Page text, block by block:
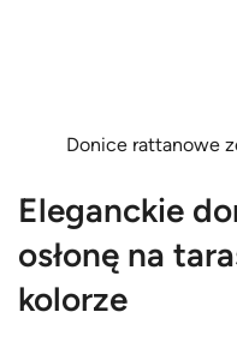
Donice rattanowe
Eleganckie
osłonę na
kolorze